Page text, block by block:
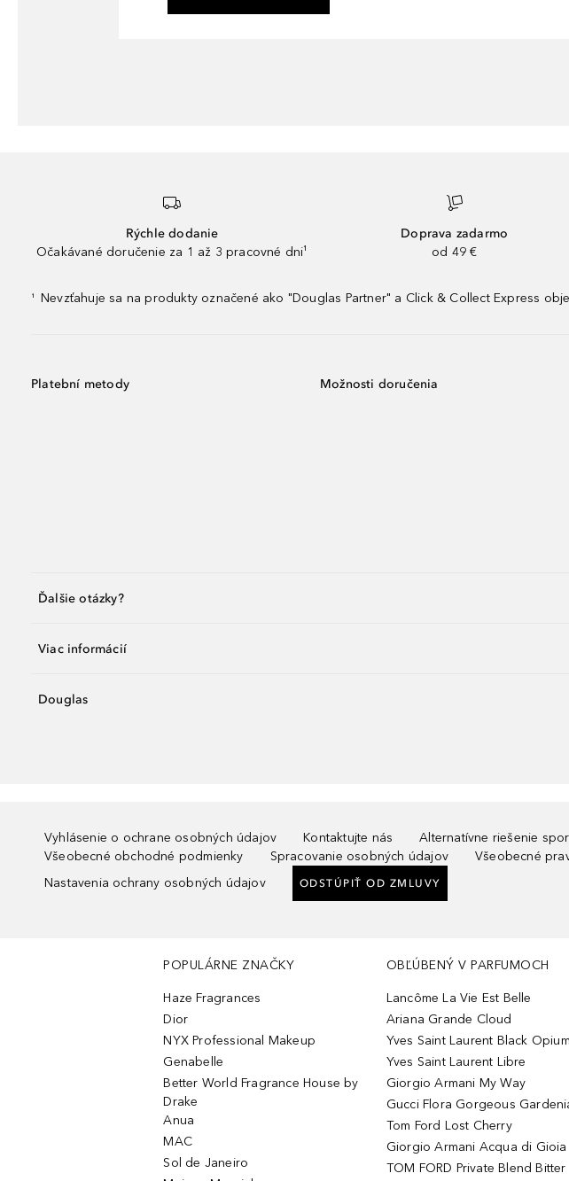
Rýchle dodanie
Očakávané doručenie za 1 až 3 pracovné dni¹
Doprava zadarmo
od 49 €
¹ Nevzťahuje sa na produkty označené ako "Douglas Partner" a Click & Collect Express
Platební metody Možnosti doručenia
Ďalšie otázky?
Viac informácií
Douglas
Vyhlásenie o ochrane osobných údajov Kontaktujte nás
Alternatívne riešenie
Všeobecné obchodné podmienky
Spracovanie osobných údajov
Všeobecné
Nastavenia ochrany osobných údajov
ODSTÚPIŤ OD ZMLUVY
POPULÁRNE ZNAČKY
Haze Fragrances
Dior
NYX Professional Makeup
Genabelle
Better World Fragrance House by
Drake
Anua
MAC
Sol de Janeiro
OBĽÚBENÝ V PARFUMOCH
Lancôme La Vie Est Belle
Ariana Grande Cloud
Yves Saint Laurent Black Opium
Yves Saint Laurent Libre
Giorgio Armani My Way
Gucci Flora Gorgeous
Tom Ford Lost Cherry
Giorgio Armani Acqua di Gioia
TOM FORD Private Blend Bitter